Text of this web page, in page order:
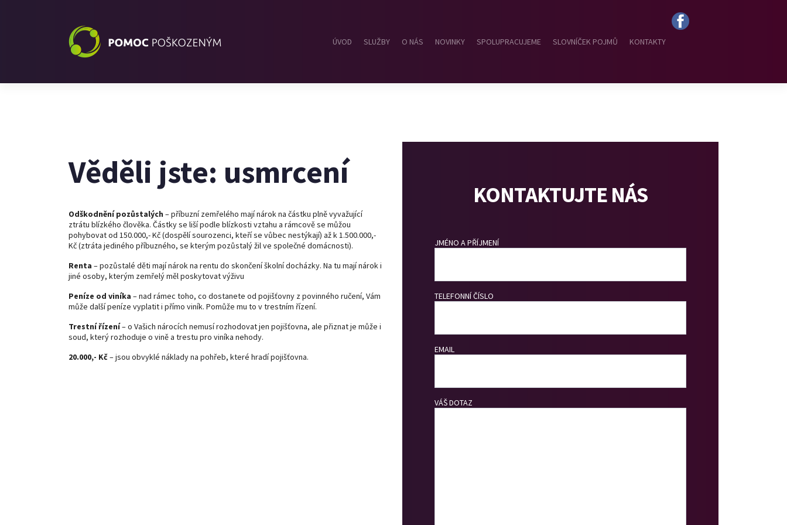
ÚVOD SLUŽBY O NÁS NOVINKY SPOLUPRACUJEME SLOVNÍČEK POJMŮ KONTAKTY
Věděli jste: usmrcení
Odškodnění pozůstalých – příbuzní zemřelého mají nárok na částku plně vyvažující
ztrátu blízkého člověka. Částky se liší podle blízkosti vztahu a rámcově se můžou
pohybovat od 150.000,- Kč (dospělí sourozenci, kteří se vůbec nestýkají) až k 1.500.000,-
Kč (ztráta jediného příbuzného, se kterým pozůstalý žil ve společné domácnosti).
Renta – pozůstalé děti mají nárok na rentu do skončení školní docházky. Na tu mají nárok i
jiné osoby, kterým zemřelý měl poskytovat výživu
Peníze od viníka – nad rámec toho, co dostanete od pojišťovny z povinného ručení, Vám
může další peníze vyplatit i přímo viník. Pomůže mu to v trestním řízení.
Trestní řízení– o Vašich nárocích nemusí rozhodovat jen pojišťovna, ale přiznat je může i
soud, který rozhoduje o vině a trestu pro viníka nehody.
20.000,- Kč– jsou obvyklé náklady na pohřeb, které hradí pojišťovna.
KONTAKTUJTE NÁS
JMÉNO A PŘÍJMENÍ
TELEFONNÍ ČÍSLO
EMAIL
VÁŠ DOTAZ